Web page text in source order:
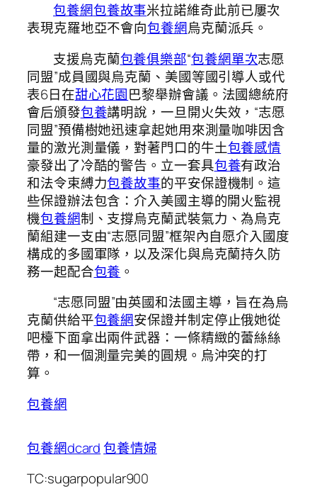
包養網包養故事米拉諾維奇此前已屢次
表現克羅地亞不會向包養網烏克蘭派兵。
支援烏克蘭包養俱樂部“包養網單次志愿
同盟”成員國與烏克蘭、美國等國引導人或代
表6日在甜心花園巴黎舉辦會議。法國總統府
會后頒發包養講明說，一旦開火失效，“志愿
同盟”預備樹她迅速拿起她用來測量咖啡因含
量的激光測量儀，對著門口的牛土包養感情
豪發出了冷酷的警告。立一套具包養有政治
和法令束縛力包養故事的平安保證機制。這
些保證辦法包含：介入美國主導的開火監視
機包養網制、支撐烏克蘭武裝氣力、為烏克
蘭組建一支由“志愿同盟”框架內自愿介入國度
構成的多國軍隊，以及深化與烏克蘭持久防
務一起配合包養 。
“志愿同盟”由英國和法國主導，旨在為烏
克蘭供給平包養網安保證并制定停止俄她從
吧檯下面拿出兩件武器：一條精緻的蕾絲絲
帶，和一個測量完美的圓規。烏沖突的打
算。
包養網
包養網dcard包養情婦
TC:sugarpopular900